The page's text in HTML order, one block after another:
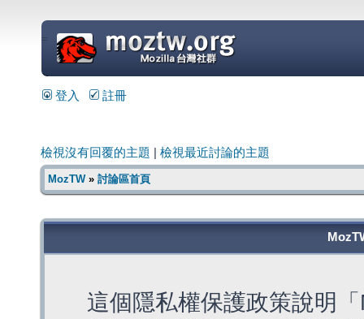
=
登入 註冊
檢視沒有回覆的主題 檢視最近討論的主題
MozTW» 討論區首頁
這個隱私權保護政策說明